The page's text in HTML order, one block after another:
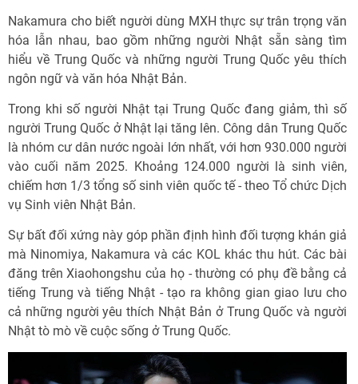
Nakamura cho biết người dùng MXH thực sự trân trọng văn
hóa lẫn nhau, bao gồm những người Nhật sẵn sàng tìm
hiểu về Trung Quốc và những người Trung Quốc yêu thích
ngôn ngữ và văn hóa Nhật Bản.
Trong khi số người Nhật tại Trung Quốc đang giảm, thì số
người Trung Quốc ở Nhật lại tăng lên. Công dân Trung Quốc
là nhóm cư dân nước ngoài lớn nhất, với hơn 930.000 người
vào cuối năm 2025. Khoảng 124.000 người là sinh viên,
chiếm hơn 1/3 tổng số sinh viên quốc tế - theo Tổ chức Dịch
vụ Sinh viên Nhật Bản.
Sự bất đối xứng này góp phần định hình đối tượng khán giả
mà Ninomiya, Nakamura và các KOL khác thu hút. Các bài
đăng trên Xiaohongshu của họ - thường có phụ đề bằng cả
tiếng Trung và tiếng Nhật - tạo ra không gian giao lưu cho
cả những người yêu thích Nhật Bản ở Trung Quốc và người
Nhật tò mò về cuộc sống ở Trung Quốc.